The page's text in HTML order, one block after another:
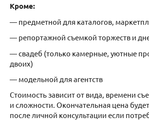
Кроме:
— предметной для каталогов,
— репортажной съемкой торжеств и
— свадеб (только камерные, уютные
двоих)
— модельной для агентств
Стоимость зависит от вида, времени
и сложности. Окончательная цена
после личной консультации если